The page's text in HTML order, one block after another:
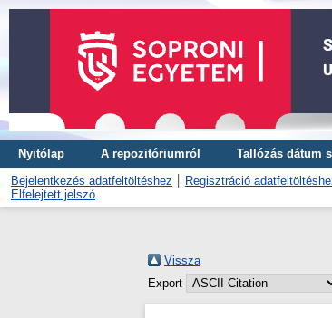
Nyitólap A repozitóriumról Tallózás dátum
Bejelentkezés adatfeltöltéshez
Regisztráció
Elfelejtett jelszó
Vissza
Export